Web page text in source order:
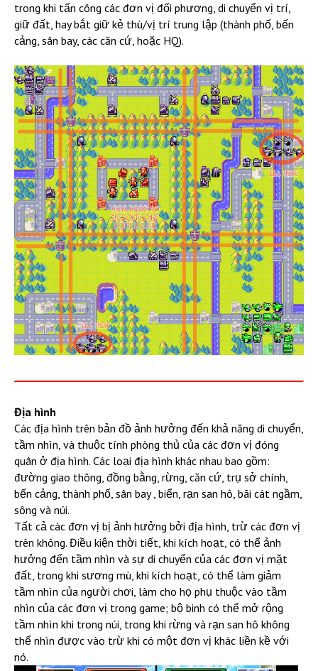
trong khi tấn công các đơn vị đối phương, di chuyển vị trí,
giữ đất, hay bắt giữ kẻ thù/vị trí trung lập (thành phố, bến
cảng, sân bay, các căn cứ, hoặc HQ).
Địa hình
Các địa hình trên bản đồ ảnh hưởng đến khả năng di chuyển,
tầm nhìn, và thuộc tính phòng thủ của các đơn vị đóng
quân ở địa hình. Các loại địa hình khác nhau bao gồm:
đường giao thông, đồng bằng, rừng, căn cứ, trụ sở chính,
bến cảng, thành phố, sân bay , biển, rạn san hô, bãi cát ngầm,
sông và núi.
Tất cả các đơn vị bị ảnh hưởng bởi địa hình, trừ các đơn vị
trên không. Điều kiện thời tiết, khi kích hoạt, có thể ảnh
hưởng đến tầm nhìn và sự di chuyển của các đơn vị mặt
đất, trong khi sương mù, khi kích hoạt, có thể làm giảm
tầm nhìn của người chơi, làm cho họ phụ thuộc vào tầm
nhìn của các đơn vị trong game; bộ binh có thể mở rộng
tầm nhìn khi trong núi, trong khi rừng và rạn san hô không
thể nhìn được vào trừ khi có một đơn vị khác liền kề với
nó.